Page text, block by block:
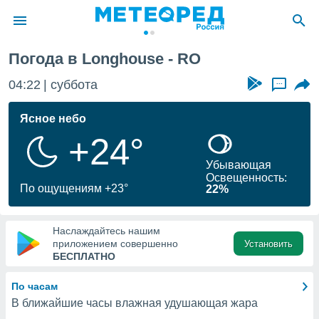
о
Вы можете
к этому
доступ
Погода в Longhouse - RO
04:22 суббота ...
Ясное небо
+24°
По ощущениям +23°
Убывающая
Освещенность:
22%
Наслаждайтесь нашим
приложением совершенно
БЕСПЛАТНО
Установить
По часам
В ближайшие часы влажная удушающая жара